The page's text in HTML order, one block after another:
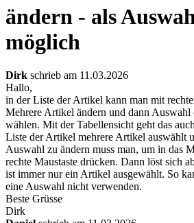
ändern - als
möglich
Dirk schrieb am 11.03.2026
Hallo,
in der Liste der Artikel kann man mit
Mehrere Artikel ändern und dann Auswahl
wählen. Mit der Tabellensicht geht das
Liste der Artikel mehrere Artikel auswählt
Auswahl zu ändern muss man, um in das
rechte Maustaste drücken. Dann löst sich
ist immer nur ein Artikel ausgewählt. So
eine Auswahl nicht verwenden.
Beste Grüsse
Dirk